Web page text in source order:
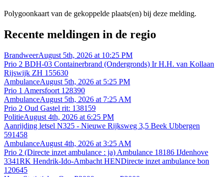
Polygoonkaart van de gekoppelde plaats(en) bij deze melding.
Recente meldingen in de regio
BrandweerAugust 5th, 2026 at 10:25 PM
Prio 2 BDH-03 Containerbrand (Ondergronds) Ir H.H. van Kollaan
Rijswijk ZH 155630
AmbulanceAugust 5th, 2026 at 5:25 PM
Prio 1 Amersfoort 128390
AmbulanceAugust 5th, 2026 at 7:25 AM
Prio 2 Oud Gastel rit: 138159
PolitieAugust 4th, 2026 at 6:25 PM
Aanrijding letsel N325 - Nieuwe Rijksweg 3,5 Beek Ubbergen
591458
AmbulanceAugust 4th, 2026 at 3:25 AM
Prio 2 (Directe inzet ambulance : ja) Ambulance 18186 IJdenhove
3341RK Hendrik-Ido-Ambacht HENDirecte inzet ambulance bon
120645